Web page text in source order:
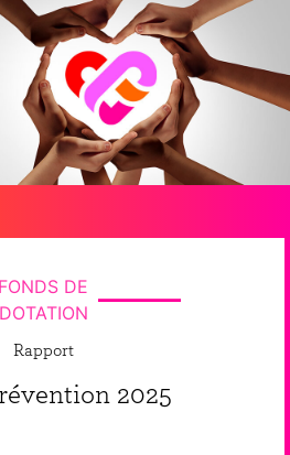
FONDS DE
DOTATION
Rapport
2025